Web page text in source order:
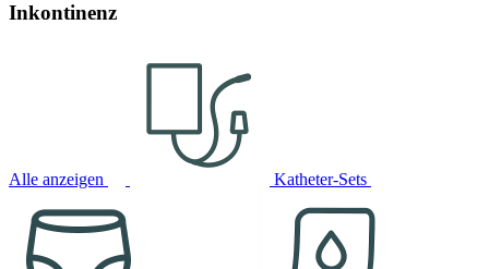
Inkontinenz
Alle anzeigen Katheter-Sets